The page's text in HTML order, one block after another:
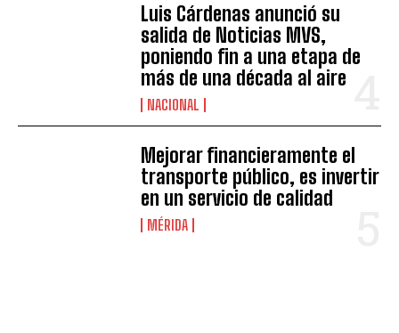
Luis Cárdenas anunció su
salida de Noticias MVS,
poniendo fin a una etapa de
más de una década al aire
NACIONAL
Mejorar financieramente el
transporte público, es invertir
en un servicio de calidad
MÉRIDA